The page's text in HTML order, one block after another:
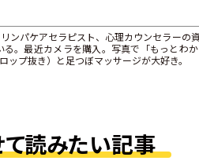
ンパケアセラピスト、心理カウンセラーの
。最近カメラを購入。写真で「もっとわ
プ抜き）と足つぼマッサージが大好き。
読みたい記事